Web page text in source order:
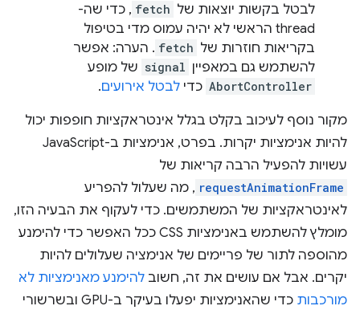
לבטל בקשות יוצאות של fetch , כדי שה-
thread הראשי לא יהיה עמוס מדי בטיפול
בקריאות חוזרות של fetch . הערה: אפשר
להשתמש גם במאפיין signal של מופע
AbortController כדי לבטל אירועים.
מקור נוסף לעיכוב בקלט בגלל אינטראקציות חופפות יכול
להיות אנימציות יקרות. בפרט, אנימציות ב-JavaScript
עשויות להפעיל הרבה קריאות של
requestAnimationFrame , מה שעלול להפריע
לאינטראקציות של המשתמשים. כדי לעקוף את הבעיה הזו,
מומלץ להשתמש באנימציות CSS ככל האפשר כדי להימנע
מהוספה לתור של פריימים של אנימציה שעלולים להיות
יקרים. אבל אם עושים את זה, חשוב להימנע מאנימציות לא
מורכבות
כדי שהאנימציות יפעלו בעיקר ב-GPU ובשרשורי